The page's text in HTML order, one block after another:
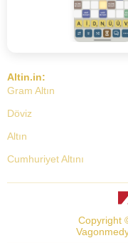
Altin.in:
Gram Altın
Döviz
Altın
Cumhuriyet Altını
Dolar Kuru
Copyright